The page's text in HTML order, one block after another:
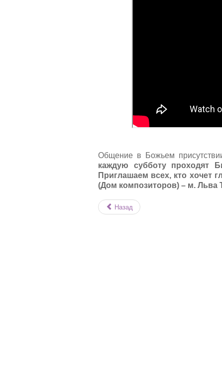
Общение в Божьем
каждую субботу проходят
Приглашаем всех, кто хочет
(Дом композиторов) – м. Льва
Назад